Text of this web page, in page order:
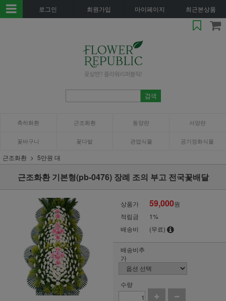
로그인 회원가입 마이페이지 최근본상품
축하화환 근조화환 동양란 서양란
꽃바구니 꽃다발 관엽식물 공기정화식물
근조화환 5만원 대
근조화환 기본형(pb-0476) 장례 조의 부고 전국꽃배달
상품가 59,000원
적립금
1%
배송비
(무료)
배송비추
가
수량